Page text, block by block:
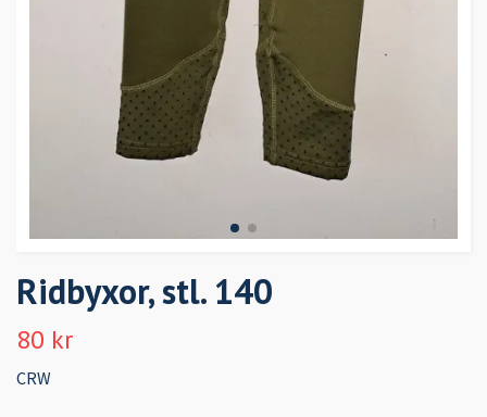
Ridbyxor, stl. 140
80 kr
CRW